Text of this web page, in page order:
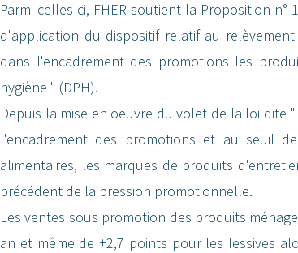
Parmi celles-ci, FHER soutient la Proposition
d'application du dispositif relatif au
dans l'encadrement des promotions les
hygiène " (DPH).
Depuis la mise en oeuvre du volet de la loi dite
l'encadrement des promotions et au seuil
alimentaires, les marques de produits
précédent de la pression promotionnelle.
Les ventes sous promotion des produits
an et même de +2,7 points pour les lessives